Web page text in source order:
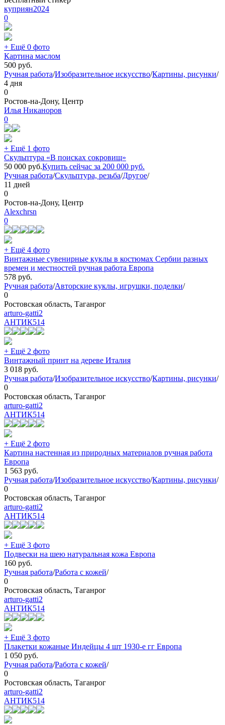
куприян2024
0
+ Ещё 0 фото
Картина маслом
500 руб.
Ручная работа/Изобразительное искусство/Картины, рисунки/
4 дня
0
Ростов-на-Дону, Центр
Илья Никаноров
0
+ Ещё 1 фото
Скульптура «В поисках сокровищ»
50 000 руб.Купить сейчас за 200 000 руб.
Ручная работа/Скульптура, резьба/Другое/
11 дней
0
Ростов-на-Дону, Центр
Alexchrsn
0
+ Ещё 4 фото
Винтажные сувенирные куклы в костюмах Сербии разных
времен и местностей ручная работа Европа
578 руб.
Ручная работа/Авторские куклы, игрушки, поделки/
0
Ростовская область, Таганрог
arturo-gatti2
АНТИК514
+ Ещё 2 фото
Винтажный принт на дереве Италия
3 018 руб.
Ручная работа/Изобразительное искусство/Картины, рисунки/
0
Ростовская область, Таганрог
arturo-gatti2
АНТИК514
+ Ещё 2 фото
Картина настенная из природных материалов ручная работа
Европа
1 563 руб.
Ручная работа/Изобразительное искусство/Картины, рисунки/
0
Ростовская область, Таганрог
arturo-gatti2
АНТИК514
+ Ещё 3 фото
Подвески на шею натуральная кожа Европа
160 руб.
Ручная работа/Работа с кожей/
0
Ростовская область, Таганрог
arturo-gatti2
АНТИК514
+ Ещё 3 фото
Плакетки кожаные Индейцы 4 шт 1930-е гг Европа
1 050 руб.
Ручная работа/Работа с кожей/
0
Ростовская область, Таганрог
arturo-gatti2
АНТИК514